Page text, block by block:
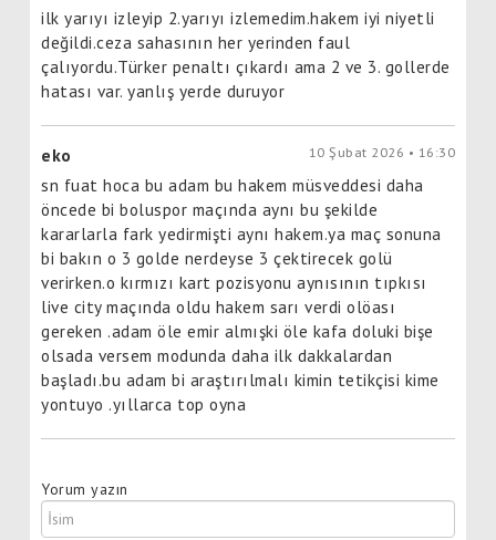
ilk yarıyı izleyip 2.yarıyı izlemedim.hakem iyi niyetli
değildi.ceza sahasının her yerinden faul
çalıyordu.Türker penaltı çıkardı ama 2 ve 3. gollerde
hatası var. yanlış yerde duruyor
eko 10 Şubat 2026 • 16:30
sn fuat hoca bu adam bu hakem müsveddesi daha
öncede bi boluspor maçında aynı bu şekilde
kararlarla fark yedirmişti aynı hakem.ya maç sonuna
bi bakın o 3 golde nerdeyse 3 çektirecek golü
verirken.o kırmızı kart pozisyonu aynısının tıpkısı
live city maçında oldu hakem sarı verdi olöası
gereken .adam öle emir almışki öle kafa doluki bişe
olsada versem modunda daha ilk dakkalardan
başladı.bu adam bi araştırılmalı kimin tetikçisi kime
yontuyo .yıllarca top oyna
Yorum yazın